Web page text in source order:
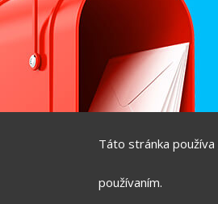
Táto stránka používa
používaním.